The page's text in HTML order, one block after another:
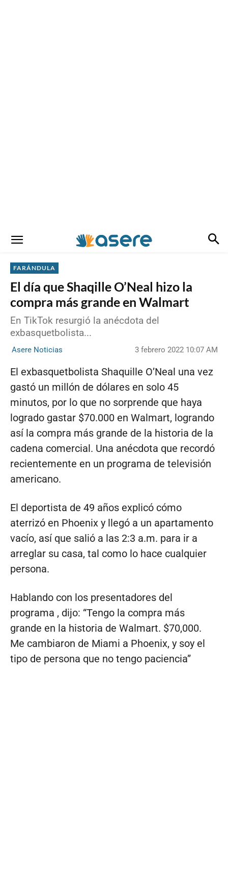
FARÁNDULA
El día que Shaqille O’Neal hizo la
compra más grande en Walmart
En TikTok resurgió la anécdota del
exbasquetbolista...
Asere Noticias 3 febrero 2022 10:07 AM
El exbasquetbolista Shaquille O’Neal una vez
gastó un millón de dólares en solo 45
minutos, por lo que no sorprende que haya
logrado gastar $70.000 en Walmart, logrando
así la compra más grande de la historia de la
cadena comercial. Una anécdota que recordó
recientemente en un programa de televisión
americano.
El deportista de 49 años explicó cómo
aterrizó en Phoenix y llegó a un apartamento
vacío, así que salió a las 2:3 a.m. para ir a
arreglar su casa, tal como lo hace cualquier
persona.
Hablando con los presentadores del
programa , dijo: “Tengo la compra más
grande en la historia de Walmart. $70,000.
Me cambiaron de Miami a Phoenix, y soy el
tipo de persona que no tengo paciencia”